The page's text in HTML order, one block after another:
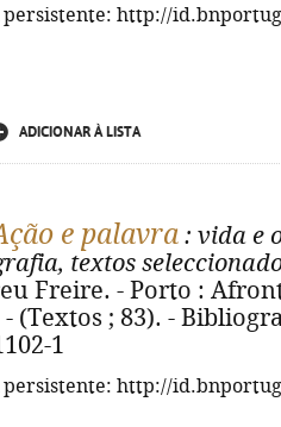
http://
ADICIONAR À LISTA
e palavra : vida e
textos
Freire. - Porto :
(Textos ; 83). -
1
http://